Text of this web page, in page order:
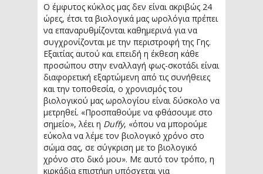
Ο έμφυτος κύκλος μας δεν είναι ακριβώς 24
ώρες, έτσι τα βιολογικά μας ωρολόγια πρέπει
να επαναρυθμίζονται καθημερινά για να
συγχρονίζονται με την περιστροφή της Γης.
Εξαιτίας αυτού και επειδή η έκθεση κάθε
προσώπου στην εναλλαγή φως-σκοτάδι είναι
διαφορετική εξαρτώμενη από τις συνήθειες
και την τοποθεσία, ο χρονισμός του
βιολογικού μας ωρολογίου είναι δύσκολο να
μετρηθεί. «Προσπαθούμε να φθάσουμε στο
σημείο», λέει η Duffy, «όπου να μπορούμε
εύκολα να λέμε τον βιολογικό χρόνο στο
σώμα σας, σε σύγκριση με το βιολογικό
χρόνο στο δικό μου». Με αυτό τον τρόπο, η
κιρκάδια επιστήμη υπόσχεται για